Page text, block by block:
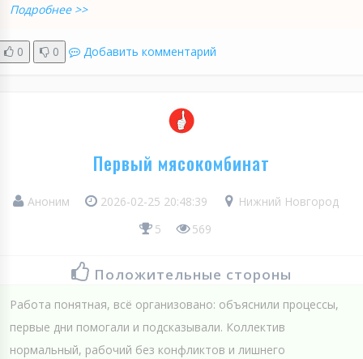
Подробнее >>
0 0 Добавить комментарий
Первый мясокомбинат
Аноним 2026-02-25 20:48:39
Нижний Новгород
5
569
Положительные стороны
Работа понятная, всё организовано: объяснили процессы,
первые дни помогали и подсказывали. Коллектив
нормальный, рабочий без конфликтов и лишнего